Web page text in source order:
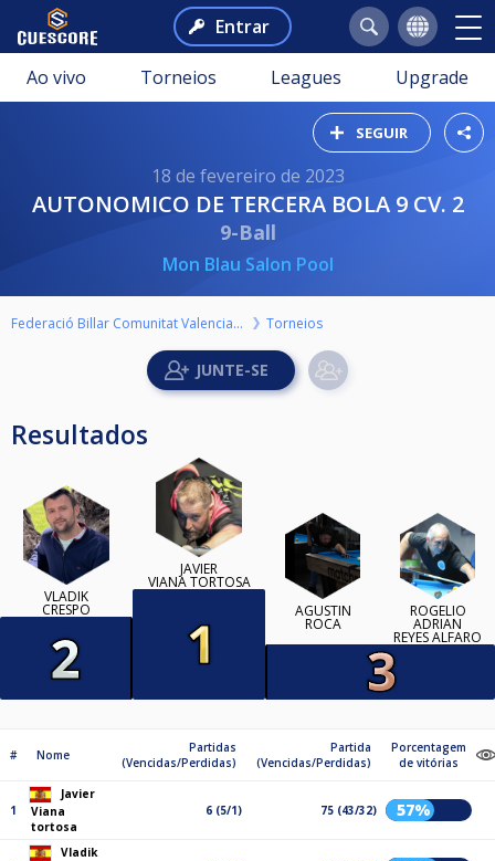
Entrar
Ao vivo Torneios Leagues Upgrade
SEGUIR
18 de fevereiro de 2023
AUTONOMICO DE TERCERA BOLA 9 CV. 2
9-Ball
Mon Blau Salon Pool
Federació Billar Comunitat Valenciana Torneios
Resultados
VLADIK
CRESPO
JAVIER
VIANA TORTOSA
AGUSTÍN
ROCA
ROGELIO
ADRIAN
REYES ALFARO
# Nome
Partidas
(Vencidas/Perdidas)
Partida
(Vencidas/Perdidas)
Porcentagem
de vitórias
1
Javier
Viana
tortosa
6 (5/1) 75 (43/32) 57%
Vladik